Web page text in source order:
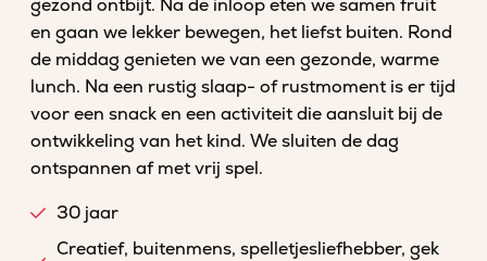
gezond ontbijt. Na de inloop eten we samen fruit
en gaan we lekker bewegen, het liefst buiten. Rond
de middag genieten we van een gezonde, warme
lunch. Na een rustig slaap- of rustmoment is er tijd
voor een snack en een activiteit die aansluit bij de
ontwikkeling van het kind. We sluiten de dag
ontspannen af met vrij spel.
30 jaar
Creatief, buitenmens, spelletjesliefhebber, gek